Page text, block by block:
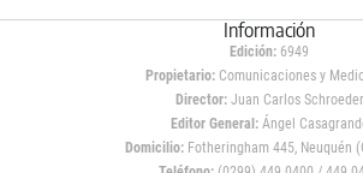
Información
Edición: 6949
Propietario:Comunicaciones y
Director: Juan Carlos Schroeder
Editor General:Ángel
Domicilio:Fotheringham 445, Neuquén